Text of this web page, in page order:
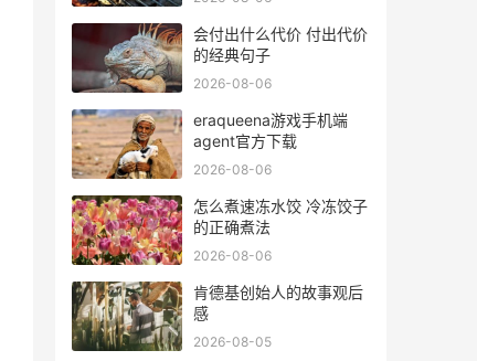
会付出什么代价 付出代价
的经典句子
2026-08-06
eraqueena游戏手机端
agent官方下载
2026-08-06
怎么煮速冻水饺 冷冻饺子
的正确煮法
2026-08-06
肯德基创始人的故事观后
感
2026-08-05